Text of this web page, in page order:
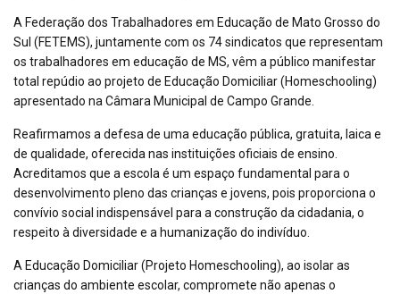
A Federação dos Trabalhadores em Educação de Mato Grosso do
Sul (FETEMS), juntamente com os 74 sindicatos que representam
os trabalhadores em educação de MS, vêm a público manifestar
total repúdio ao projeto de Educação Domiciliar (Homeschooling)
apresentado na Câmara Municipal de Campo Grande.
Reafirmamos a defesa de uma educação pública, gratuita, laica e
de qualidade, oferecida nas instituições oficiais de ensino.
Acreditamos que a escola é um espaço fundamental para o
desenvolvimento pleno das crianças e jovens, pois proporciona o
convívio social indispensável para a construção da cidadania, o
respeito à diversidade e a humanização do indivíduo.
A Educação Domiciliar (Projeto Homeschooling), ao isolar as
crianças do ambiente escolar, compromete não apenas o